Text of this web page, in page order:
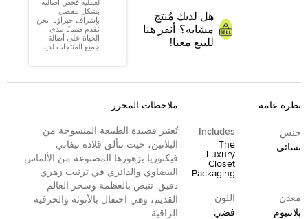
هل لديك مُنتج
مشابه؟
أنقر هنا
للبيع معنا!
لعملية فحص أصالته
بشكل مفصل
بإشراف خبراؤنا. نحن
نقدم ضمانًا مدى
الحياة على أصالة
جميع المنتجات لدينا.
نظرة عامة
جنس
نسائي
Includes
The
Luxury
Closet
Packaging
معدن
بلاتنيوم
اللون
فضي
ملاحظات المحرر
تُعتبر قصيدة الطبيعة المنسوجة من
البلاتين، حيث تتألق قلادة تيفاني
فيكتوريا بزهورها المصنوعة من الألماس
البيضاوي والدائري في ترتيب زهري
دقيق. تنبض بالعظمة وسحر العالم
القديم، وهي احتفال بالأنوثة والحرفية
الراقية.